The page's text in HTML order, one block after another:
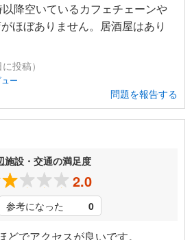
降空いているカフェチェーンや
ほぼありません。居酒屋はあり
投稿）
ー
問題を報告する
施設・交通の満足度
2.0
参考になった 0
でアクセスが良いです。